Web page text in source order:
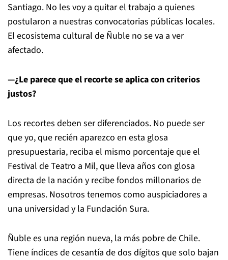
Santiago. No les voy a quitar el trabajo a quienes
postularon a nuestras convocatorias públicas locales.
El ecosistema cultural de Ñuble no se va a ver
afectado.
—¿Le parece que el recorte se aplica con criterios
justos?
Los recortes deben ser diferenciados. No puede ser
que yo, que recién aparezco en esta glosa
presupuestaria, reciba el mismo porcentaje que el
Festival de Teatro a Mil, que lleva años con glosa
directa de la nación y recibe fondos millonarios de
empresas. Nosotros tenemos como auspiciadores a
una universidad y la Fundación Sura.
Ñuble es una región nueva, la más pobre de Chile.
Tiene índices de cesantía de dos dígitos que solo bajan